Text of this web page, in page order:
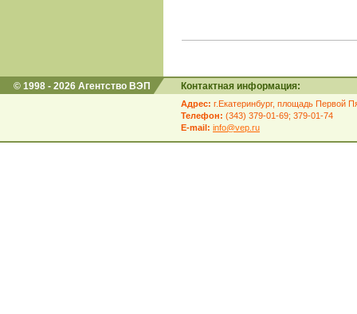
© 1998 - 2026 Агентство ВЭП Контактная информация:
Адрес: г.Екатеринбург, площадь Первой
Телефон: (343) 379-01-69; 379-01-74
E-mail: info@vep.ru